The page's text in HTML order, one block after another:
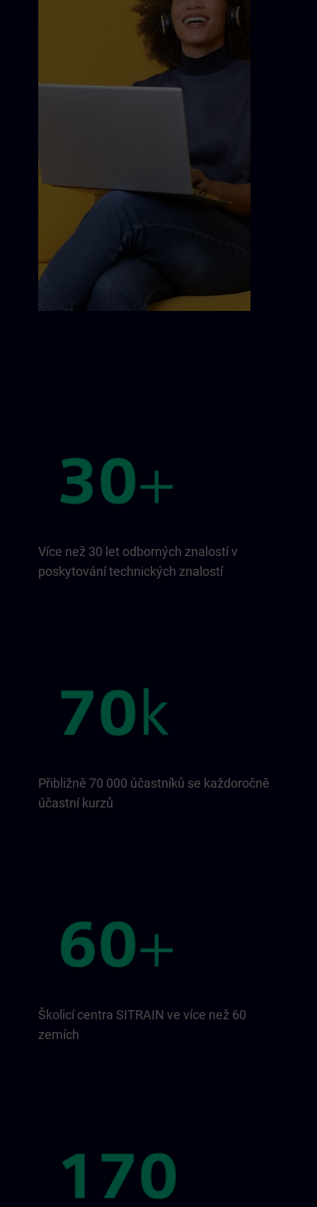
Více než 30 let odborných znalostí v
poskytování technických znalostí
Přibližně 70 000 účastníků se každoročně
účastní kurzů
Školicí centra SITRAIN ve více než 60
zemích